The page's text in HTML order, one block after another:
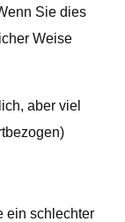
Sie dies
Weise
aber viel
ein schlechter